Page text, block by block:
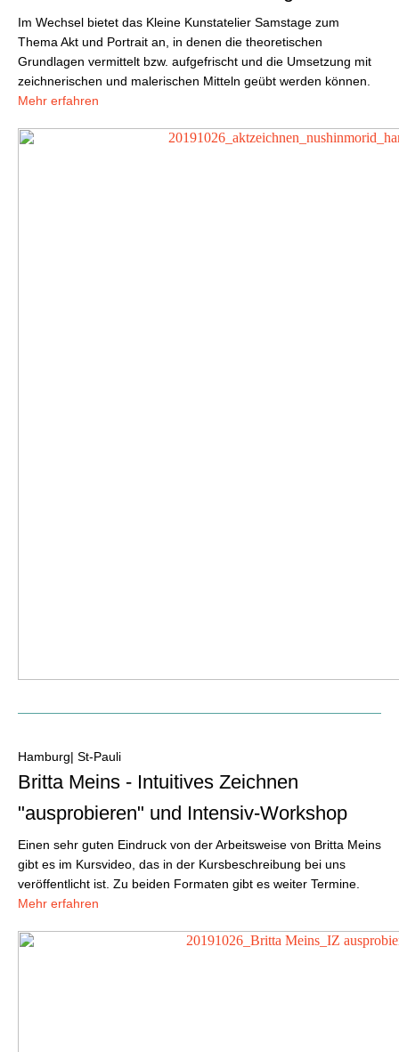
Im Wechsel bietet das Kleine Kunstatelier Samstage zum
Thema Akt und Portrait an, in denen die theoretischen
Grundlagen vermittelt bzw. aufgefrischt und die Umsetzung mit
zeichnerischen und malerischen Mitteln geübt werden können.
Mehr erfahren
Hamburg| St-Pauli
Britta Meins - Intuitives Zeichnen
"ausprobieren" und Intensiv-Workshop
Einen sehr guten Eindruck von der Arbeitsweise von Britta Meins
gibt es im Kursvideo, das in der Kursbeschreibung bei uns
veröffentlicht ist. Zu beiden Formaten gibt es weiter Termine.
Mehr erfahren